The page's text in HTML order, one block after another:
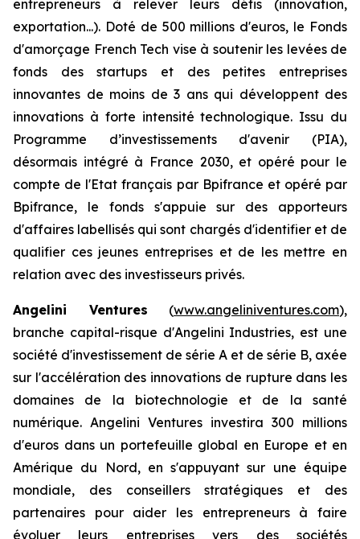
entrepreneurs à relever leurs défis (innovation,
exportation...). Doté de 500 millions d'euros, le Fonds
d'amorçage French Tech vise à soutenir les levées de
fonds des startups et des petites entreprises
innovantes de moins de 3 ans qui développent des
innovations à forte intensité technologique. Issu du
Programme d’investissements d'avenir (PIA),
désormais intégré à France 2030, et opéré pour le
compte de l'Etat français par Bpifrance et opéré par
Bpifrance, le fonds s'appuie sur des apporteurs
d'affaires labellisés qui sont chargés d'identifier et de
qualifier ces jeunes entreprises et de les mettre en
relation avec des investisseurs privés.
Angelini Ventures (www.angeliniventures.com),
branche capital-risque d'Angelini Industries, est une
société d'investissement de série A et de série B, axée
sur l'accélération des innovations de rupture dans les
domaines de la biotechnologie et de la santé
numérique. Angelini Ventures investira 300 millions
d'euros dans un portefeuille global en Europe et en
Amérique du Nord, en s'appuyant sur une équipe
mondiale, des conseillers stratégiques et des
partenaires pour aider les entrepreneurs à faire
évoluer leurs entreprises vers des sociétés